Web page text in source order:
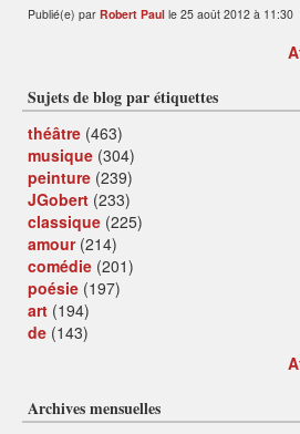
Publié(e) par Robert Paul le 25 août 2012 à 11:30
Sujets de blog par étiquettes
théâtre (463)
musique (304)
peinture (239)
JGobert (233)
classique (225)
amour(214)
comédie (201)
poésie (197)
art (194)
de (143)
Archives mensuelles